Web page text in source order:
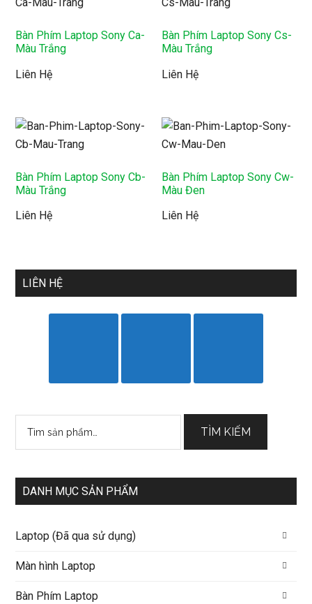
Bàn Phím Laptop Sony Ca-
Màu Trắng
Liên Hệ
Bàn Phím Laptop Sony Cs-
Màu Trắng
Liên Hệ
Bàn Phím Laptop Sony Cb-
Màu Trắng
Liên Hệ
Bàn Phím Laptop Sony Cw-
Màu Đen
Liên Hệ
LIÊN HỆ
TÌM KIẾM
DANH MỤC SẢN PHẨM
Laptop (Đã qua sử dụng)
Màn hình Laptop
Bàn Phím Laptop